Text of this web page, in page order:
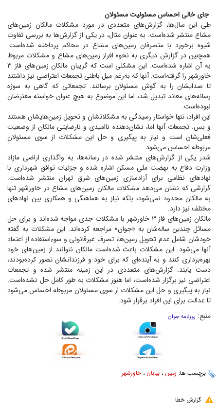
جای خالی احساس مسئولیت مسئولان
طی این سال‌ها، گزارش‌های متعددی در مورد مشکلات مالکان زمین‌های
مشاع منتشر شده‌است. به عنوان مثال، در یکی از گزارش‌ها به بررسی تفاوت
شیوه برخورد با متصرفان زمین‌های مشاع در محاکم پرداخته شده‌است.
همچنین در گزارش دیگری به نحوه افراز زمین‌های مشاع و مشکلات مربوط
به آن اشاره شده‌است. این مشکلی است که گریبان مالکان زمین‌های فاز ۳
خاورشهر را گرفته‌است. آنها که به‌رغم میل باطنی تجمعات اعتراضی نیز داشتند
تا صدایشان را به گوش مسئولان برسانند. تجمعاتی که گاهی به سوژه
رسانه‌های معاند تبدیل شد، اما این موضوع به هیچ عنوان خواسته معترضان
نبوده‌است.
این افراد، تنها خواستار رسیدگی به مشکلاتشان و تحویل زمین‌هایشان هستند
و بس. تجمعات آنها اما، نشان‌دهنده ناامیدی و نارضایتی مالکان از وضعیت
فعلی‌شان است و نیاز به پیگیری و حل این مشکلات از سوی مسئولان
مربوطه احساس می‌شود.
شدر یکی از گزارش‌های منتشر شده در رسانه‌ها، به واگذاری اراضی مازاد
وزارت دفاع به نهضت ملی مسکن اشاره شده و جزئیات توافق شهرداری با
نهاد‌های نظامی برای آزادسازی زمین‌های شرق تهران منتشر شده‌است.
گزارشی که نشان می‌دهد مشکلات مالکان زمین‌های مشاع در خاورشهر تنها
به مالکان محدود نمی‌شود، بلکه نیاز به هماهنگی و همکاری بین نهاد‌های
مختلف نیز دارد.
مالکان زمین‌های فاز ۳ خاورشهر با مشکلات جدی مواجه شده‌اند و برای حل
مسائل چندین ساله‌شان به «جوان» مراجعه کرده‌اند. این مشکلات به گفته
خودشان شامل عدم تحویل زمین‌ها، تصرف غیرقانونی و سوءاستفاده از اعتماد
آنها می‌شود. این مشکلات باعث شده‌است مالکان نتوانند از زمین‌های خود
بهره‌برداری کنند و به آینده‌ای که برای خود و فرزندانشان تصور کرده‌بودند،
دست یابند. گزارش‌های متعددی در این زمینه منتشر شده و تجمعات
اعتراضی نیز برگزار شده‌است، اما هنوز مشکلات به طور کامل حل نشده‌است.
نیاز به پیگیری و حل این مشکلات از سوی مسئولان مربوطه احساس می‌شود
تا عدالت برای این افراد برقرار شود.
منبع: روزنامه جوان
برچسب ها: زمین ، بیابان ،خاورشهر
گزارش خطا